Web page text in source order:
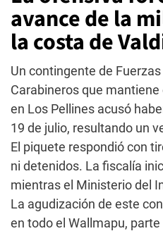
avance de la
la costa de
Un contingente de
Carabineros que
en Los Pellines acusó
19 de julio, resultando un
El piquete respondió con
ni detenidos. La fiscalía
mientras el Ministerio del
La agudización de este
en todo el Wallmapu,